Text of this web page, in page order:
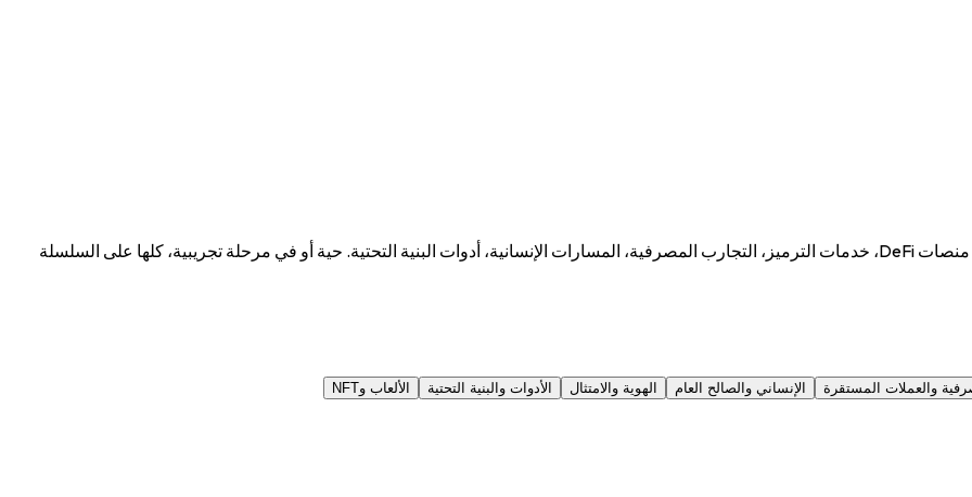
كتالوج متنامٍ لكل ما يعمل على بلوكشين Bantu — ممرات المدفوعات، منصات DeFi، خدمات الترميز، التجارب المصرفية، المسارات الإنسانية، أدوات البنية التحتية. حية أو في مرحلة تجريبية، كلها على السلسلة
والعملات المستقرة الإنساني والصالح العام الهوية والامتثال الأدوات والبنية التحتية الألعاب وNFT